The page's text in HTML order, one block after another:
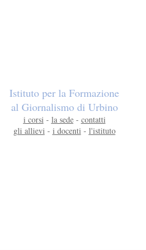
Istituto per la Formazione
al Giornalismo di Urbino
i corsi - la sede- contatti
gli allievi - i docenti - l'istituto